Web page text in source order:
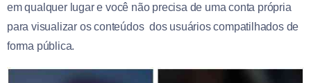
em qualquer lugar e você não precisa de uma conta própria
para visualizar os conteúdos dos usuários compatilhados de
forma pública.